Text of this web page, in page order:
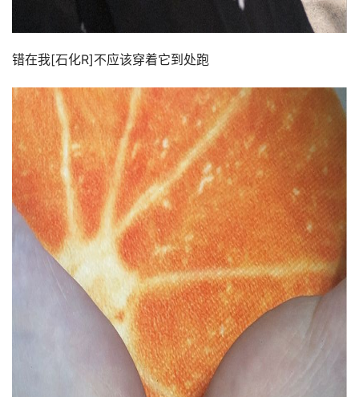
错在我[石化R]不应该穿着它到处跑